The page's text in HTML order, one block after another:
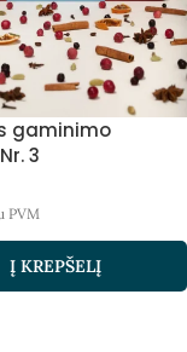
gaminimo
3
PVM
Į KREPŠELĮ